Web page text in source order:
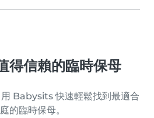
得信賴的臨時保母
Babysits 快速輕鬆找到最適合
的臨時保母。